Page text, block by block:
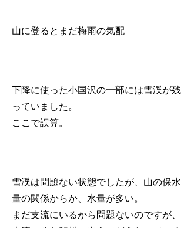
山に登るとまだ梅雨の気配
下降に使った小国沢の一部には雪渓が残
っていました。
ここで誤算。
雪渓は問題ない状態でしたが、山の保水
量の関係からか、水量が多い。
まだ支流にいるから問題ないのですが、